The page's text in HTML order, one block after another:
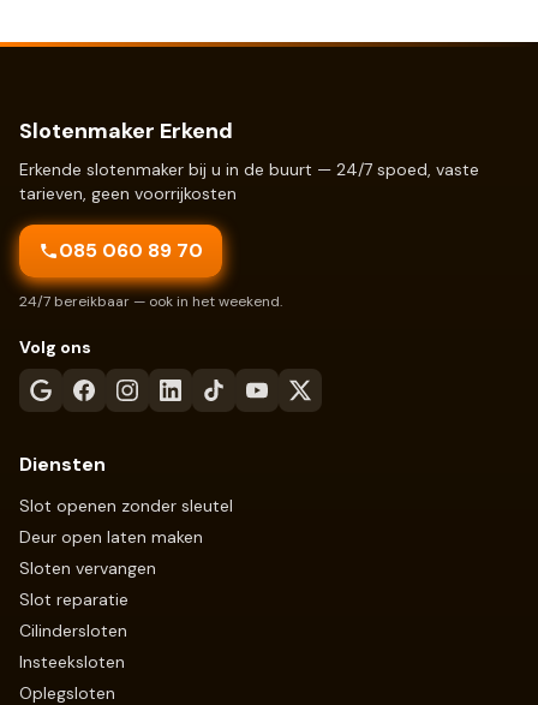
Slotenmaker Erkend
Erkende slotenmaker bij u in de buurt — 24/7 spoed, vaste
tarieven, geen voorrijkosten
085 060 89 70
24/7 bereikbaar — ook in het weekend.
Volg ons
Diensten
Slot openen zonder sleutel
Deur open laten maken
Sloten vervangen
Slot reparatie
Cilindersloten
Insteeksloten
Oplegsloten